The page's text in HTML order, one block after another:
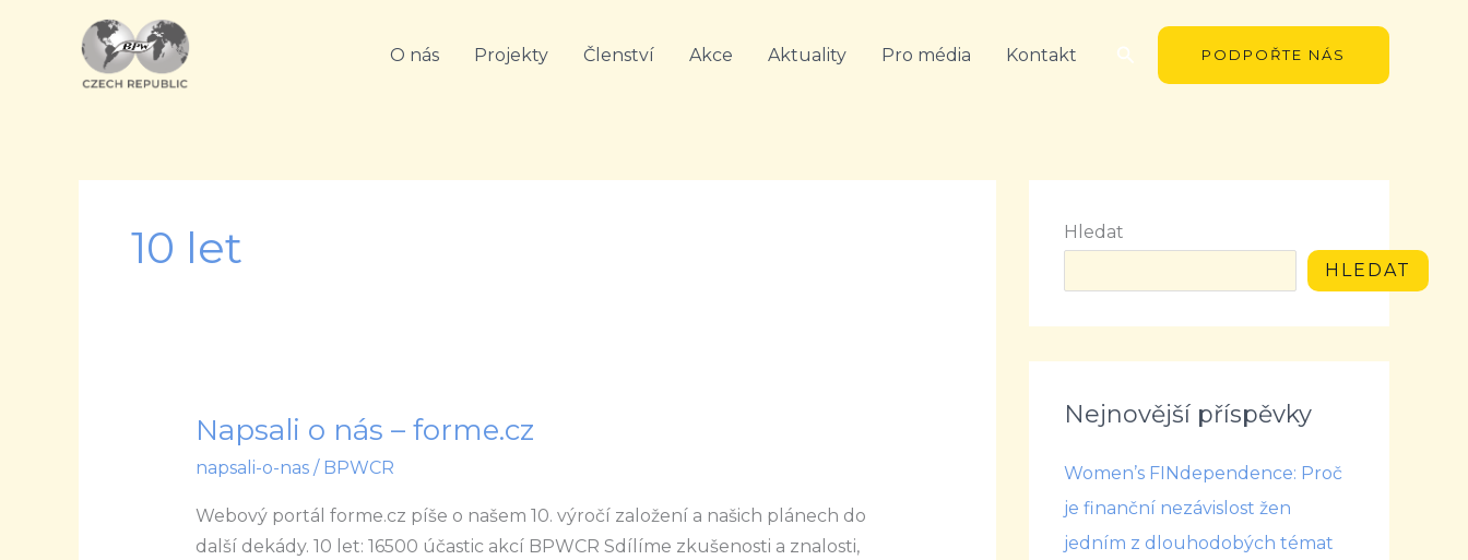
O nás Projekty Členství Akce Aktuality Pro média Kontakt Hledat PODPOŘTE NÁS
10 let
Napsali o nás – forme.cz
napsali-o-nas/ BPWCR
Webový portál forme.cz píše o našem 10. výročí založení a našich plánech do
další dekády. 10 let: 16500 účastic akcí BPWCR Sdílíme zkušenosti a znalosti,
Napsali
–
forme.cz
Hledat
HLEDAT
Nejnovější příspěvky
Women’s FINdependence: Proč
je finanční nezávislost žen
jedním z dlouhodobých témat